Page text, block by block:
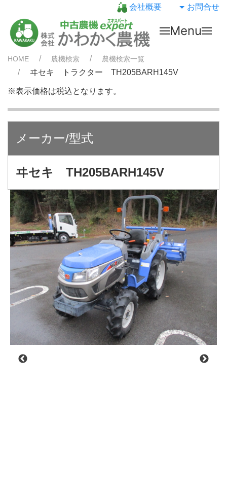
会社概要 お問合せ
Menu
HOME 農機検索 農機検索一覧
ヰセキ トラクター TH205BARH145V
※表示価格は税込となります。
メーカー/型式
ヰセキ TH205BARH145V